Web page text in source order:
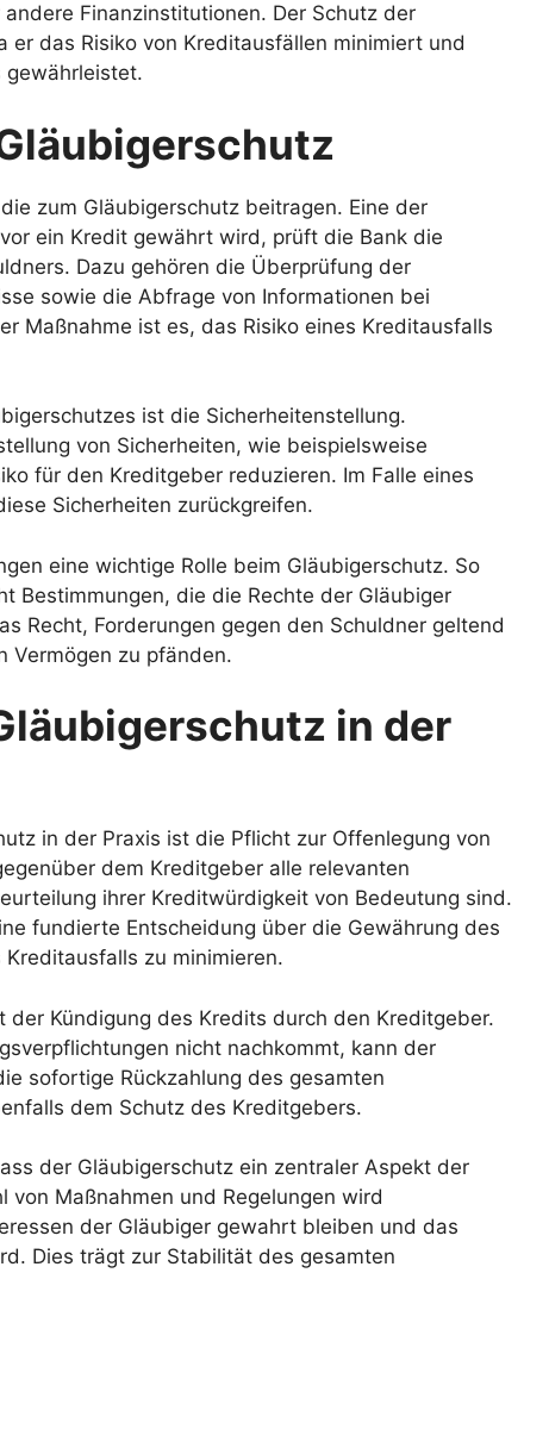
Finanzinstitutionen. Der Schutz der
er das Risiko von Kreditausfällen minimiert und
gewährleistet.
zum Gläubigerschutz beitragen. Eine der
ein Kredit gewährt wird, prüft die Bank die
Dazu gehören die Überprüfung der
sowie die Abfrage von Informationen bei
Maßnahme ist es, das Risiko eines Kreditausfalls
ist die Sicherheitenstellung.
von Sicherheiten, wie beispielsweise
für den Kreditgeber reduzieren. Im Falle eines
Sicherheiten zurückgreifen.
eine wichtige Rolle beim Gläubigerschutz. So
Bestimmungen, die die Rechte der Gläubiger
Recht, Forderungen gegen den Schuldner geltend
Vermögen zu pfänden.
in der
in der Praxis ist die Pflicht zur Offenlegung von
dem Kreditgeber alle relevanten
ihrer Kreditwürdigkeit von Bedeutung sind.
fundierte Entscheidung über die Gewährung des
zu minimieren.
der Kündigung des Kredits durch den Kreditgeber.
nicht nachkommt, kann der
sofortige Rückzahlung des gesamten
dem Schutz des Kreditgebers.
der Gläubigerschutz ein zentraler Aspekt der
Maßnahmen und Regelungen wird
der Gläubiger gewahrt bleiben und das
Dies trägt zur Stabilität des gesamten